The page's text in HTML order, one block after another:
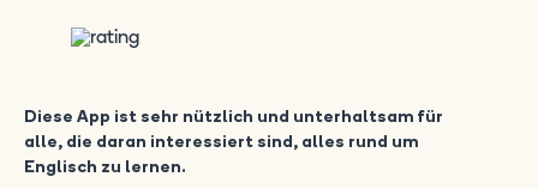
Diese App ist sehr nützlich und unterhaltsam für
alle, die daran interessiert sind, alles rund um
Englisch zu lernen.